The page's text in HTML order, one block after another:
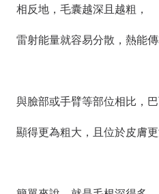
相反地，毛囊越深且越粗，
雷射能量就容易分散，熱能
與臉部或手臂等部位相比，
顯得更為粗大，且位於皮膚更